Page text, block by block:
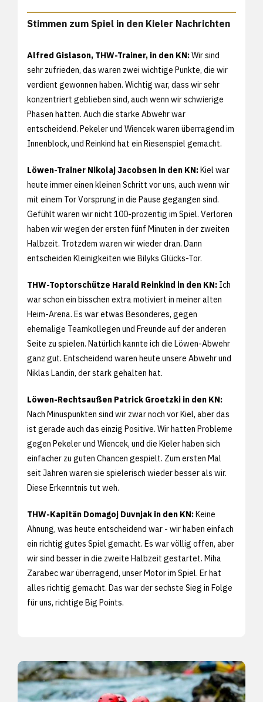
Stimmen zum Spiel in den Kieler Nachrichten
Alfred Gislason, THW-Trainer, in den KN:Wir sind
sehr zufrieden, das waren zwei wichtige Punkte, die wir
verdient gewonnen haben. Wichtig war, dass wir sehr
konzentriert geblieben sind, auch wenn wir schwierige
Phasen hatten. Auch die starke Abwehr war
entscheidend. Pekeler und Wiencek waren überragend im
Innenblock, und Reinkind hat ein Riesenspiel gemacht.
Löwen-Trainer Nikolaj Jacobsen in den KN:Kiel war
heute immer einen kleinen Schritt vor uns, auch wenn wir
mit einem Tor Vorsprung in die Pause gegangen sind.
Gefühlt waren wir nicht 100-prozentig im Spiel. Verloren
haben wir wegen der ersten fünf Minuten in der zweiten
Halbzeit. Trotzdem waren wir wieder dran. Dann
entscheiden Kleinigkeiten wie Bilyks Glücks-Tor.
THW-Toptorschütze Harald Reinkind in den KN: Ich
war schon ein bisschen extra motiviert in meiner alten
Heim-Arena. Es war etwas Besonderes, gegen
ehemalige Teamkollegen und Freunde auf der anderen
Seite zu spielen. Natürlich kannte ich die Löwen-Abwehr
ganz gut. Entscheidend waren heute unsere Abwehr und
Niklas Landin, der stark gehalten hat.
Löwen-Rechtsaußen Patrick Groetzki in den KN:
Nach Minuspunkten sind wir zwar noch vor Kiel, aber das
ist gerade auch das einzig Positive. Wir hatten Probleme
gegen Pekeler und Wiencek, und die Kieler haben sich
einfacher zu guten Chancen gespielt. Zum ersten Mal
seit Jahren waren sie spielerisch wieder besser als wir.
Diese Erkenntnis tut weh.
THW-Kapitän Domagoj Duvnjak in den KN:Keine
Ahnung, was heute entscheidend war - wir haben einfach
ein richtig gutes Spiel gemacht. Es war völlig offen, aber
wir sind besser in die zweite Halbzeit gestartet. Miha
Zarabec war überragend, unser Motor im Spiel. Er hat
alles richtig gemacht. Das war der sechste Sieg in Folge
für uns, richtige Big Points.